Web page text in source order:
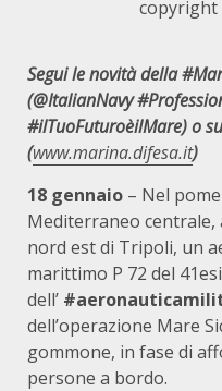
Segui le novità della
(@ItalianNavy
#ilTuoFuturoèilMare) o
(www.marina.difesa.it)
18 gennaio – Nel
Mediterraneo centrale,
nord est di Tripoli, un
marittimo P 72 del
dell’
dell’operazione Mare
gommone, in fase di
persone a bordo.